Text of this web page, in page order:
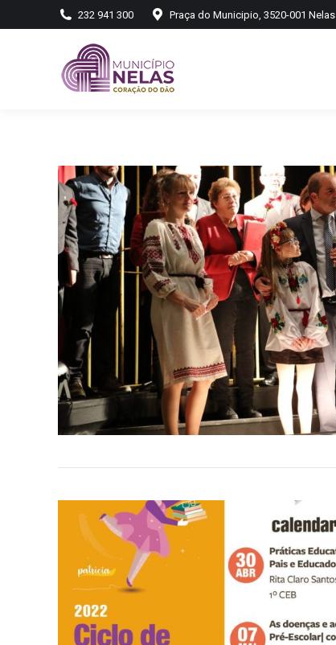
232 941 300 Praça do Municipio, 3520-001 Nelas